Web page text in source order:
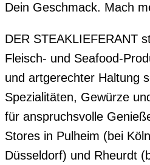
Dein Geschmack. Mach
DER STEAKLIEFERANT
Fleisch- und Seafood-
und artgerechter Haltung
Spezialitäten, Gewürze
für anspruchsvolle
Stores in Pulheim (bei
Düsseldorf) und Rheurdt